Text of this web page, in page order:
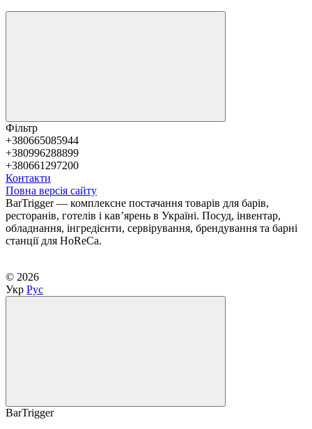
Фільтр
+380665085944
+380996288899
+380661297200
Контакти
Повна версія сайту
BarTrigger — комплексне постачання товарів для барів,
ресторанів, готелів і кав’ярень в Україні. Посуд, інвентар,
обладнання, інгредієнти, сервірування, брендування та барні
станції для HoReCa.
© 2026
Укр Рус
BarTrigger